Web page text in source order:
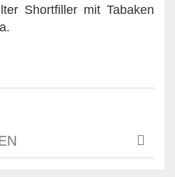
Shortfiller mit Tabaken